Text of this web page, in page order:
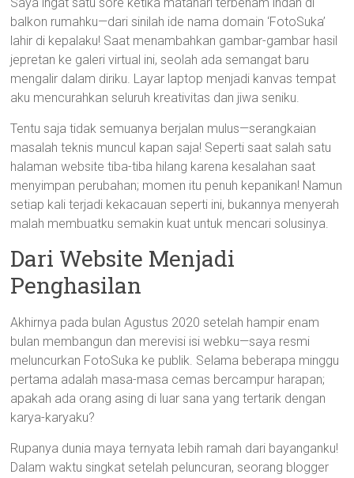
balkon rumahku—dari sinilah ide nama domain ‘FotoSuka’
lahir di kepalaku! Saat menambahkan gambar-gambar hasil
jepretan ke galeri virtual ini, seolah ada semangat baru
mengalir dalam diriku. Layar laptop menjadi kanvas tempat
aku mencurahkan seluruh kreativitas dan jiwa seniku.
Tentu saja tidak semuanya berjalan mulus—serangkaian
masalah teknis muncul kapan saja! Seperti saat salah satu
halaman website tiba-tiba hilang karena kesalahan saat
menyimpan perubahan; momen itu penuh kepanikan! Namun
setiap kali terjadi kekacauan seperti ini, bukannya menyerah
malah membuatku semakin kuat untuk mencari solusinya.
Dari Website Menjadi
Penghasilan
Akhirnya pada bulan Agustus 2020 setelah hampir enam
bulan membangun dan merevisi isi webku—saya resmi
meluncurkan FotoSuka ke publik. Selama beberapa minggu
pertama adalah masa-masa cemas bercampur harapan;
apakah ada orang asing di luar sana yang tertarik dengan
karya-karyaku?
Rupanya dunia maya ternyata lebih ramah dari bayanganku!
Dalam waktu singkat setelah peluncuran, seorang blogger